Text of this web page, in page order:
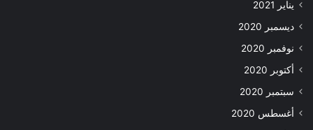
يناير 2021
ديسمبر 2020
نوفمبر 2020
أكتوبر 2020
سبتمبر 2020
أغسطس 2020